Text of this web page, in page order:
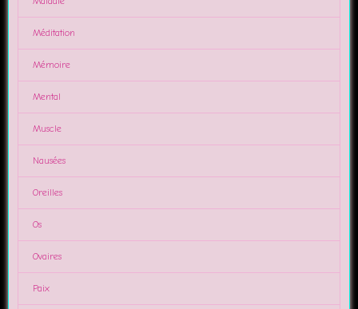
Méditation
Mémoire
Mental
Muscle
Nausées
Oreilles
Os
Ovaires
Paix